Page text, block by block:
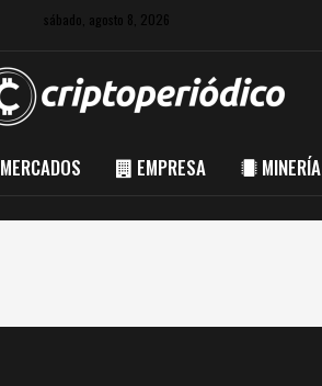
sábado, agosto 8, 2026
MERCADOS EMPRESA MINERÍA